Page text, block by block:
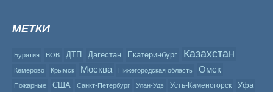
МЕТКИ
Бурятия ВОВ ДТП Дагестан Екатеринбург Казахстан
Кемерово Крымск Москва Нижегородская область Омск
Пожарные США Санкт-Петербург Улан-Удэ Усть-Каменогорск Уфа